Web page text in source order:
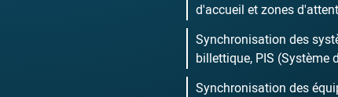
d'accueil et zones
Synchronisation des
billettique, PIS (Système
Synchronisation des